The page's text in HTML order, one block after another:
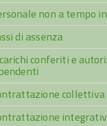
non a tempo
di assenza
conferiti e
collettiva